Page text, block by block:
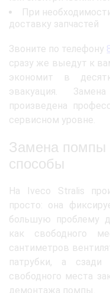
При
доставку запчастей
Звоните по телефону
сразу же выедут к
экономит в
эвакуация.
произведена
сервисном уровне.
Замена помпы
способы
На Iveco Stralis
просто: она
большую проблему
как свободного
сантиметров
патрубки, а
свободного места
демонтажа помпы.